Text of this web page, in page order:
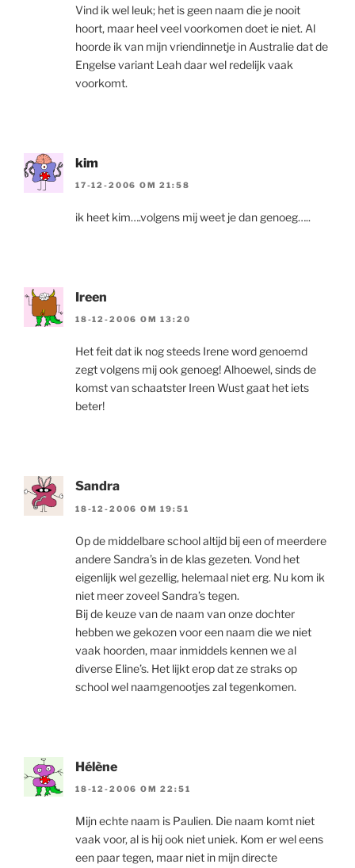
Vind ik wel leuk; het is geen naam die je nooit
hoort, maar heel veel voorkomen doet ie niet. Al
hoorde ik van mijn vriendinnetje in Australie dat de
Engelse variant Leah daar wel redelijk vaak
voorkomt.
kim
17-12-2006 OM 21:58
ik heet kim….volgens mij weet je dan genoeg…..
Ireen
18-12-2006 OM 13:20
Het feit dat ik nog steeds Irene word genoemd
zegt volgens mij ook genoeg! Alhoewel, sinds de
komst van schaatster Ireen Wust gaat het iets
beter!
Sandra
18-12-2006 OM 19:51
Op de middelbare school altijd bij een of meerdere
andere Sandra’s in de klas gezeten. Vond het
eigenlijk wel gezellig, helemaal niet erg. Nu kom ik
niet meer zoveel Sandra’s tegen.
Bij de keuze van de naam van onze dochter
hebben we gekozen voor een naam die we niet
vaak hoorden, maar inmiddels kennen we al
diverse Eline’s. Het lijkt erop dat ze straks op
school wel naamgenootjes zal tegenkomen.
Hélène
18-12-2006 OM 22:51
Mijn echte naam is Paulien. Die naam komt niet
vaak voor, al is hij ook niet uniek. Kom er wel eens
een paar tegen, maar niet in mijn directe